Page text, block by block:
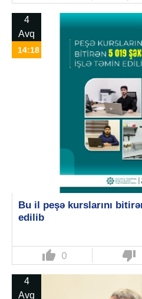
4
Avq
14:18
Bu il peşə kurslarını
edilib
thumb_up 0 thumb_down
4
Avq